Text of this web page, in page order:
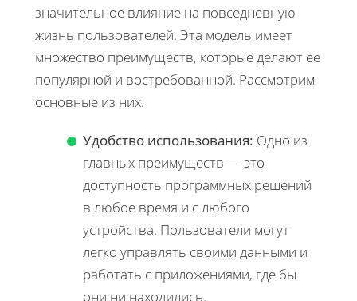
значительное влияние на повседневную
жизнь пользователей. Эта модель имеет
множество преимуществ, которые делают ее
популярной и востребованной. Рассмотрим
основные из них.
Удобство использования: Одно из
главных преимуществ — это
доступность программных решений
в любое время и с любого
устройства. Пользователи могут
легко управлять своими данными и
работать с приложениями, где бы
они ни находились.